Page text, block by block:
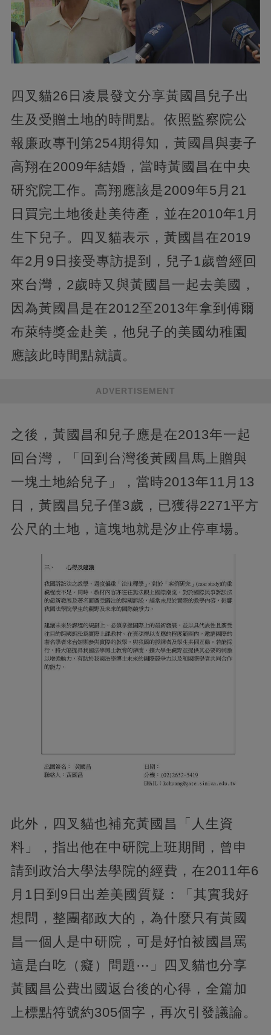
四叉貓26日凌晨發文分享黃國昌兒子出
生及受贈土地的時間點。依照監察院公
報廉政專刊第254期得知，黃國昌與妻子
高翔在2009年結婚，當時黃國昌在中央
研究院工作。高翔應該是2009年5月21
日買完土地後赴美待產，並在2010年1月
生下兒子。四叉貓表示，黃國昌在2019
年2月9日接受專訪提到，兒子1歲曾經回
來台灣，2歲時又與黃國昌一起去美國，
因為黃國昌是在2012至2013年拿到傅爾
布萊特獎金赴美，他兒子的美國幼稚園
應該此時間點就讀。
ADVERTISEMENT
之後，黃國昌和兒子應是在2013年一起
回台灣，「回到台灣後黃國昌馬上贈與
一塊土地給兒子」，當時2013年11月13
日，黃國昌兒子僅3歲，已獲得2271平方
公尺的土地，這塊地就是汐止停車場。
此外，四叉貓也補充黃國昌「人生資
料」，指出他在中研院上班期間，曾申
請到政治大學法學院的經費，在2011年6
月1日到9日出差美國質疑：「其實我好
想問，整團都政大的，為什麼只有黃國
昌一個人是中研院，可是好怕被國昌罵
這是白吃（癡）問題⋯」四叉貓也分享
黃國昌公費出國返台後的心得，全篇加
上標點符號約305個字，再次引發議論。